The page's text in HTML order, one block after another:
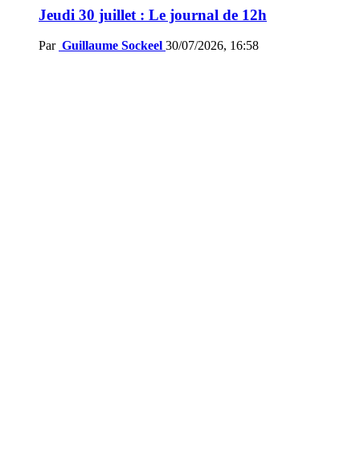
Jeudi 30 juillet : Le journal de 12h
Par Guillaume Sockeel 30/07/2026, 16:58